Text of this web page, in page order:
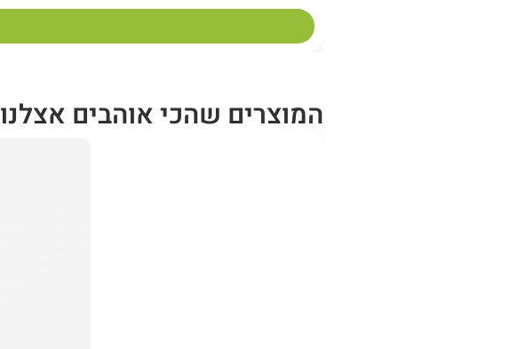
המוצרים שהכי אוהבים אצלנו